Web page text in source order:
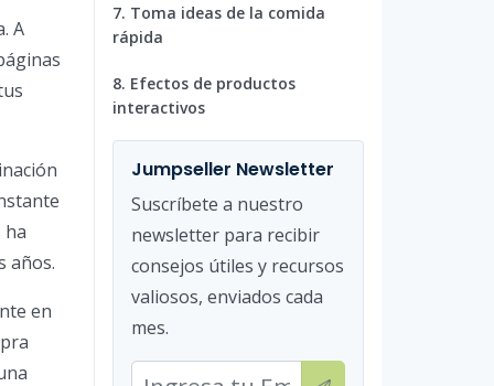
A
ha
años.
en
7. Toma ideas de la comida
rápida
8. Efectos de productos
interactivos
Jumpseller Newsletter
Suscríbete a nuestro
newsletter para recibir
consejos útiles y recursos
valiosos, enviados cada
mes.